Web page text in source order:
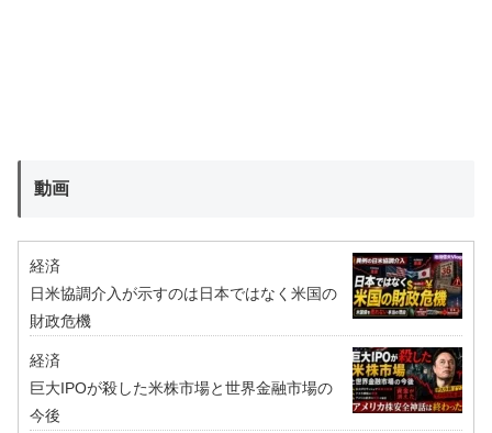
動画
経済
日米協調介入が示すのは日本ではなく米国の
財政危機
経済
巨大IPOが殺した米株市場と世界金融市場の
今後